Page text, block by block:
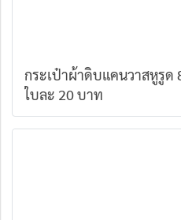
กระเป๋าผ้าดิบแคนวาสหูรูด
ใบละ 20 บาท